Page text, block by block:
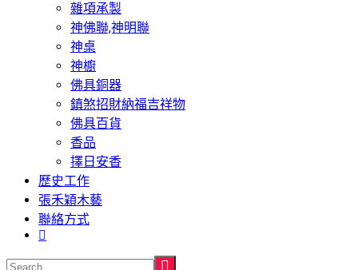
雜項承製
神佛聯,神明聯
神桌
神櫥
佛具銅器
鎮煞招財納福吉祥物
佛具百貨
香品
擇日安香
歷史工作
張禾穎木藝
聯絡方式